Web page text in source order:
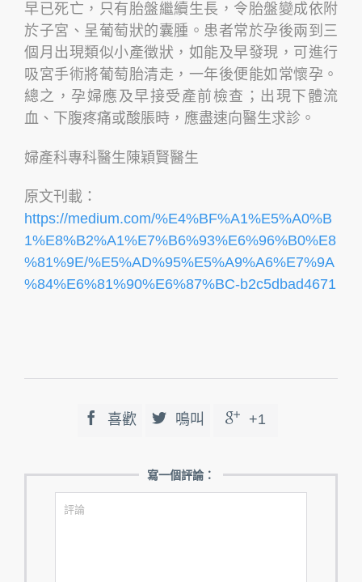
早已死亡，只有胎盤繼續生長，令胎盤變成依附
於子宮、呈葡萄狀的囊腫。患者常於孕後兩到三
個月出現類似小產徵狀，如能及早發現，可進行
吸宮手術將葡萄胎清走，一年後便能如常懷孕。
總之，孕婦應及早接受產前檢查；出現下體流
血、下腹疼痛或酸脹時，應盡速向醫生求診。
婦產科專科醫生陳穎賢醫生
原文刊載：
https://medium.com/%E4%BF%A1%E5%A0%B
1%E8%B2%A1%E7%B6%93%E6%96%B0%E8
%81%9E/%E5%AD%95%E5%A9%A6%E7%9A
%84%E6%81%90%E6%87%BC-b2c5dbad4671
 喜歡  鳴叫  +1
寫一個評論：